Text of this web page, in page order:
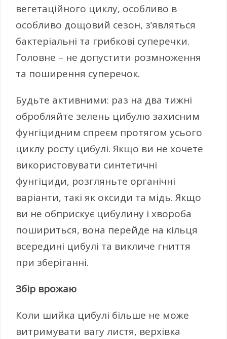
вегетаційного циклу, особливо в
особливо дощовий сезон, з’являться
бактеріальні та грибкові суперечки.
Головне – не допустити розмноження
та поширення суперечок.
Будьте активними: раз на два тижні
обробляйте зелень цибулю захисним
фунгіцидним спреєм протягом усього
циклу росту цибулі. Якщо ви не хочете
використовувати синтетичні
фунгіциди, розгляньте органічні
варіанти, такі як оксиди та мідь. Якщо
ви не обприскує цибулину і хвороба
пошириться, вона перейде на кільця
всередині цибулі та викличе гниття
при зберіганні.
Збір врожаю
Коли шийка цибулі більше не може
витримувати вагу листя, верхівка